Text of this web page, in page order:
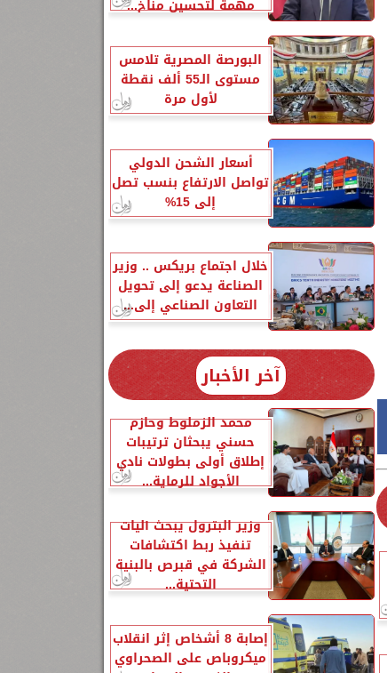
مهمة لتحسين مناخ...
البورصة المصرية تلامس
مستوى الـ55 ألف نقطة
لأول مرة
أسعار الشحن الدولي
تواصل الارتفاع بنسب تصل
إلى 15%
خلال اجتماع بريكس .. وزير
الصناعة يدعو إلى تحويل
التعاون الصناعي إلى...
آخر الأخبار
محمد الزملوط وحازم
حسني يبحثان ترتيبات
إطلاق أولى بطولات نادي
الأجواد للرماية...
وزير البترول يبحث آليات
تنفيذ ربط اكتشافات
الشركة في قبرص بالبنية
التحتية...
إصابة 8 أشخاص إثر انقلاب
ميكروباص على الصحراوي